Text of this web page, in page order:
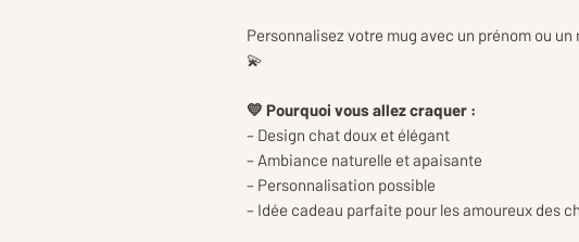
Personnalisez votre mug avec un prénom ou
💫
💛 Pourquoi vous allez craquer :
– Design chat doux et élégant
– Ambiance naturelle et apaisante
– Personnalisation possible
– Idée cadeau parfaite pour les amoureux des